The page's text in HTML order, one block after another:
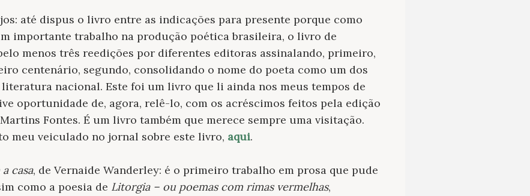
até dispus o livro entre as indicações para presente porque como
importante trabalho na produção poética brasileira, o livro de
menos três reedições por diferentes editoras assinalando, primeiro,
centenário, segundo, consolidando o nome do poeta como um dos
nacional. Este foi um livro que li ainda nos meus tempos de
oportunidade de, agora, relê-lo, com os acréscimos feitos pela edição
Fontes. É um livro também que merece sempre uma visitação.
meu veiculado no jornal sobre este livro, aqui.
casa, de Vernaide Wanderley: é o primeiro trabalho em prosa que pude
como a poesia de Litorgia – ou poemas com rimas vermelhas,